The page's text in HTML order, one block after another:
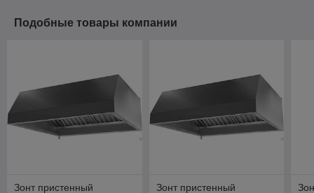
Подобные товары компании
Зонт пристенный
Зонт пристенный